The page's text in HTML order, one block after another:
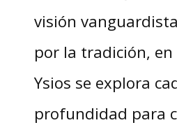
visión
por la tradición, en
Ysios se explora
profundidad para